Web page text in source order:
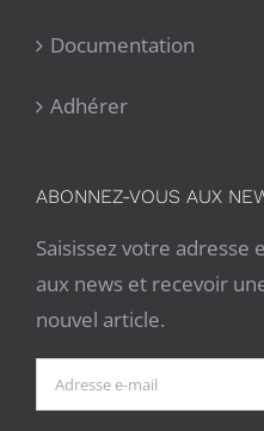
Documentation
Adhérer
ABONNEZ-VOUS AUX
Saisissez votre adresse
aux news et recevoir
nouvel article.
Adresse
e-